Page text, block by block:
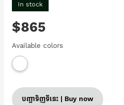
In stock
$865
Available colors
បញ្ជាទិញទីនេះ | Buy now